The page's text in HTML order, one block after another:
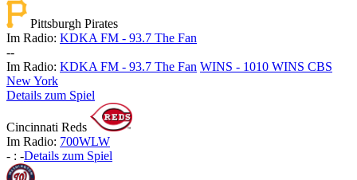
Pittsburgh Pirates
Im Radio: KDKA FM - 93.7 The Fan
--
Im Radio: KDKA FM - 93.7 The Fan WINS - 1010 WINS CBS
New York
Details zum Spiel
Cincinnati Reds
Im Radio: 700WLW
- : -Details zum Spiel